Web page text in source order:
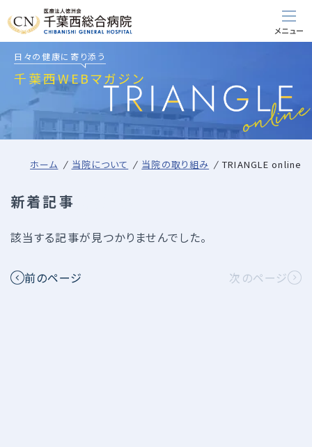
日々の健康に寄り添う
千葉西WEBマガジン
ホーム 当院について 当院の取り組み TRIANGLE online
新着記事
該当する記事が見つかりませんでした。
前のページ 次のページ